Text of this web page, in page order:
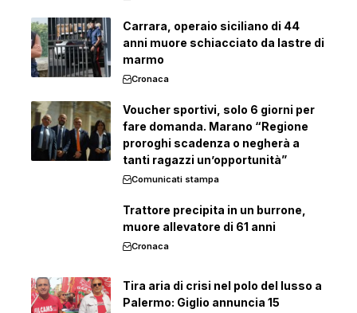
Carrara, operaio siciliano di 44
anni muore schiacciato da lastre di
marmo
Cronaca
Voucher sportivi, solo 6 giorni per
fare domanda. Marano “Regione
proroghi scadenza o negherà a
tanti ragazzi un’opportunità”
Comunicati stampa
Trattore precipita in un burrone,
muore allevatore di 61 anni
Cronaca
Tira aria di crisi nel polo del lusso a
Palermo: Giglio annuncia 15